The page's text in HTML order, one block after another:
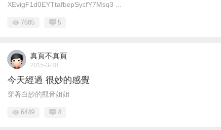
XEvigF1d0EYTtafbepSycfY7Msq3 ...
7685 5
真頁不真頁
2015-3-30
今天經過 很妙的感覺
穿著白紗的觀音姐姐
6449 4